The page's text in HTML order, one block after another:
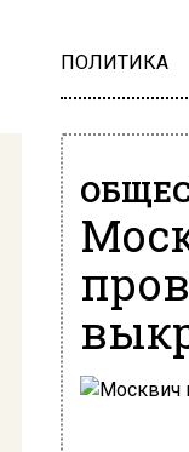
ПОЛИТИКА